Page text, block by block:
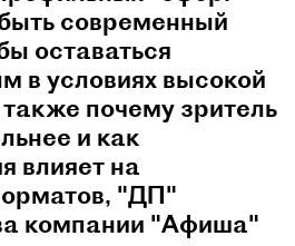
современный
оставаться
в условиях высокой
почему зритель
и как
влияет на
"ДП"
компании "Афиша"